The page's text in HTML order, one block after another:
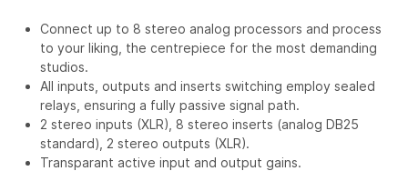
Connect up to 8 stereo analog processors and process
to your liking, the centrepiece for the most demanding
studios.
All inputs, outputs and inserts switching employ sealed
relays, ensuring a fully passive signal path.
2 stereo inputs (XLR), 8 stereo inserts (analog DB25
standard), 2 stereo outputs (XLR).
Transparant active input and output gains.